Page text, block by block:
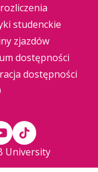
studenckie
zjazdów
dostępności
dostępności
University